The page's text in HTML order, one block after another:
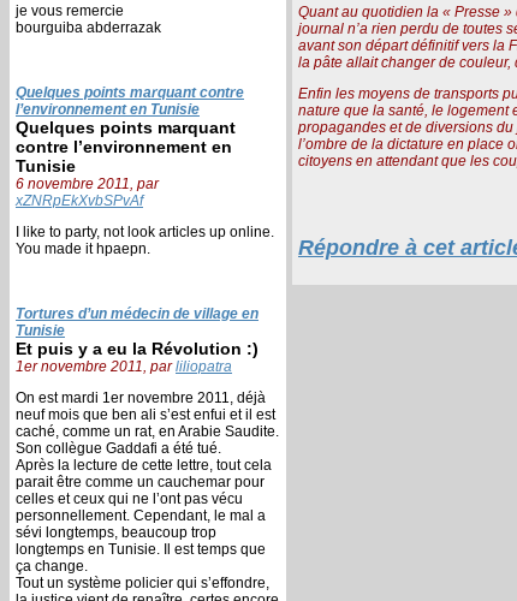
je vous remercie
bourguiba abderrazak
Quelques points marquant contre
l’environnement en Tunisie
Quelques points marquant
contre l’environnement en
Tunisie
6 novembre 2011, par
xZNRpEkXvbSPvAf
I like to party, not look articles up online.
You made it hpaepn.
Tortures d’un médecin de village en
Tunisie
Et puis y a eu la Révolution :)
1er novembre 2011, parliliopatra
On est mardi 1er novembre 2011, déjà
neuf mois que ben ali s’est enfui et il est
caché, comme un rat, en Arabie Saudite.
Son collègue Gaddafi a été tué.
Après la lecture de cette lettre, tout cela
parait être comme un cauchemar pour
celles et ceux qui ne l’ont pas vécu
personnellement. Cependant, le mal a
sévi longtemps, beaucoup trop
longtemps en Tunisie. Il est temps que
ça change.
Tout un système policier qui s’effondre,
Quant au quotidien la « Presse
journal n’a rien perdu de toutes
avant son départ définitif vers la
la pâte allait changer de
Enfin les moyens de transports
nature que la santé, le logement
propagandes et de diversions
l’ombre de la dictature en place
citoyens en attendant que les
Répondre à cet